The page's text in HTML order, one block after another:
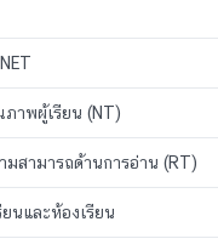
าพผู้เรียน (NT)
มสามารถด้านการอ่าน (RT)
นและห้องเรียน